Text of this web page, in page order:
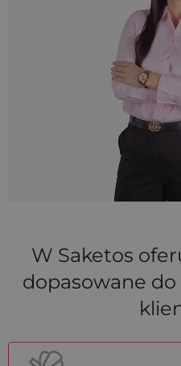
W Saketos
dopasowane do